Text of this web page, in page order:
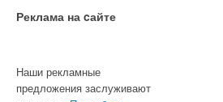
Реклама на cайте
Наши рекламные
предложения заслуживают